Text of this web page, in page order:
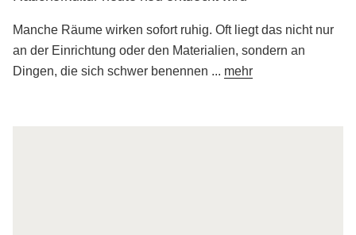
Manche Räume wirken sofort ruhig. Oft liegt das nicht nur
an der Einrichtung oder den Materialien, sondern an
Dingen, die sich schwer benennen ... mehr